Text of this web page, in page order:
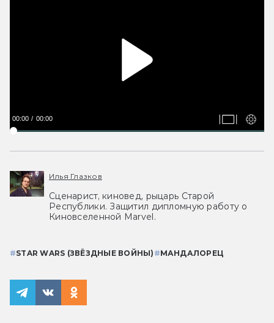
00:00 00:00
Илья Глазков
Сценарист, киновед, рыцарь Старой
Республики. Защитил дипломную работу о
Киновселенной Marvel.
#STAR WARS (ЗВЁЗДНЫЕ ВОЙНЫ) #МАНДАЛОРЕЦ